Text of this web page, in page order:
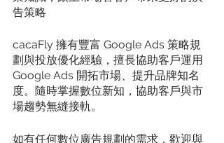
告策略
cacaFly 擁有豐富 Google Ads 策略規
劃與投放優化經驗，擅長協助客戶運用
Google Ads 開拓市場、提升品牌知名
度。隨時掌握數位新知，協助客戶與市
場趨勢無縫接軌。
如有任何數位廣告規劃的需求，歡迎與